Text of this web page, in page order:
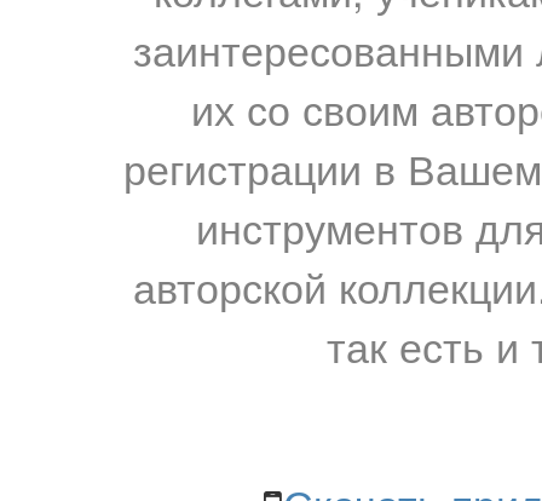
их со своим
регистрации в
инструментов
авторской
так есть и